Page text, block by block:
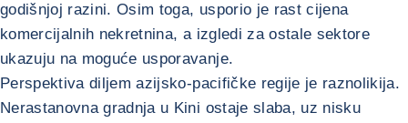
godišnjoj razini. Osim toga, usporio je rast cijena
komercijalnih nekretnina, a izgledi za ostale sektore
ukazuju na moguće usporavanje.
Perspektiva diljem azijsko-pacifičke regije je raznolikija.
Nerastanovna gradnja u Kini ostaje slaba, uz nisku